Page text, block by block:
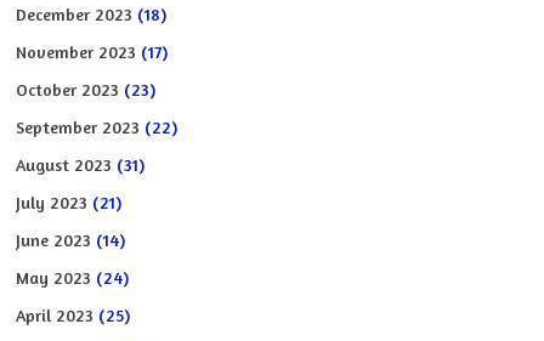
December 2023 (18)
November 2023 (17)
October 2023 (23)
September 2023 (22)
August 2023 (31)
July 2023 (21)
June 2023 (14)
May 2023 (24)
April 2023 (25)